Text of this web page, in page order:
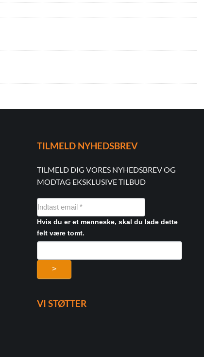
TILMELD NYHEDSBREV
TILMELD DIG VORES NYHEDSBREV OG
MODTAG EKSKLUSIVE TILBUD
NYHEDSMAIL
FORMULAR
Hvis du er et menneske, skal du lade dette
felt være tomt.
>
VI STØTTER